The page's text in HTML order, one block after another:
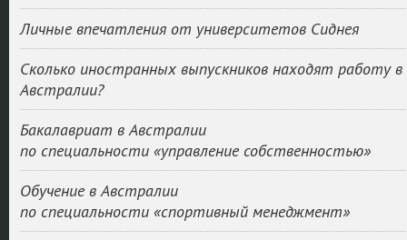
Личные впечатления от университетов Сиднея
Сколько иностранных выпускников находят работу в
Австралии?
Бакалавриат в Австралии
по специальности «управление собственностью»
Обучение в Австралии
по специальности «спортивный менеджмент»